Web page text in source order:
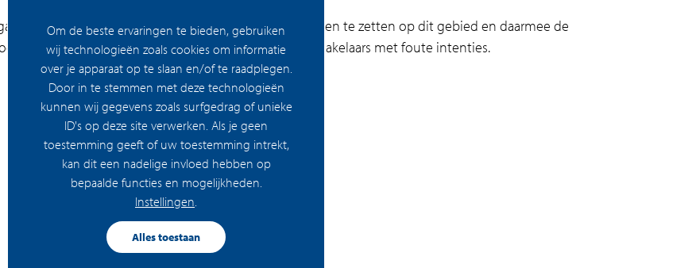
makelaars kunnen motiveren om ook de eerste stappen te zetten op dit gebied en daarmee de
die veroorzaakt wordt door een zeer kleine groep makelaars met foute intenties.
Om de beste ervaringen te bieden, gebruiken
wij technologieën zoals cookies om informatie
over je apparaat op te slaan en/of te raadplegen.
Door in te stemmen met deze technologieën
kunnen wij gegevens zoals surfgedrag of unieke
ID's op deze site verwerken. Als je geen
toestemming geeft of uw toestemming intrekt,
kan dit een nadelige invloed hebben op
bepaalde functies en mogelijkheden.
Instellingen.
Alles toestaan